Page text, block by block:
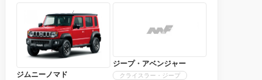
ジムニーノマド
ジープ・アベンジャー
クライスラー・ジープ